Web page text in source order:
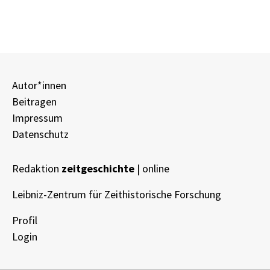
Autor*innen
Beitragen
Impressum
Datenschutz
Redaktion zeitgeschichte | online
Leibniz-Zentrum für Zeithistorische Forschung
Profil
Login